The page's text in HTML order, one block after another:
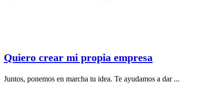
Quiero crear mi propia empresa
Juntos, ponemos en marcha tu idea. Te ayudamos a dar ...